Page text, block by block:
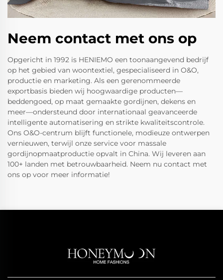
Neem contact met ons op
Opgericht in 1992 is HENIEMO een toonaangevend bedrijf
op het gebied van woontextiel, gespecialiseerd in O&O,
productie en marketing. Als een gerenommeerde
exportbasis bieden wij hoogwaardige producten—
beddengoed, op maat gemaakte gordijnen, dekens en
meer—ondersteund door internationaal geavanceerde
intelligente automatisering en strikte kwaliteitscontrole.
Ons O&O-centrum blijft functionele, modieuze ontwerpen
vernieuwen, terwijl onze service voor massale
gordijnopmaatproductie opvalt in China. Wij leveren aan
100+ landen met betrouwbaarheid. Neem nu contact met
ons op voor meer informatie!